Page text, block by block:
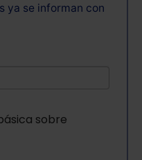
ya se informan con
sobre